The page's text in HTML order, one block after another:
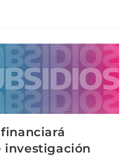
investigación